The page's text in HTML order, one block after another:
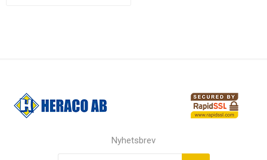
Nyhetsbrev